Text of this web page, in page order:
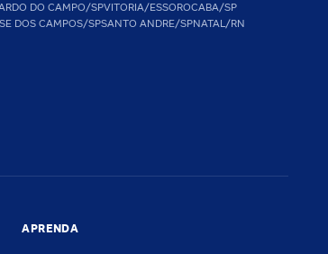
DO CAMPO/SPVITORIA/ESSOROCABA/SP
DOS CAMPOS/SPSANTO ANDRE/SPNATAL/RN
APRENDA